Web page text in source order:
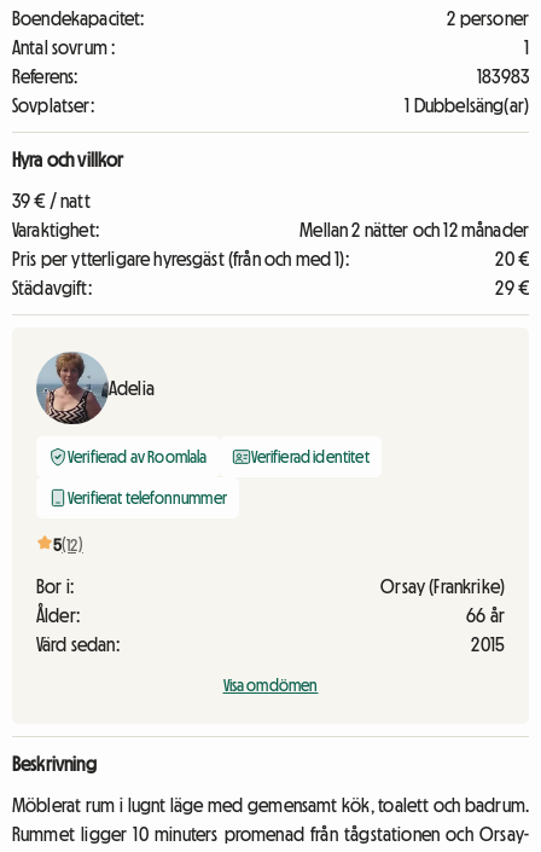
Boendekapacitet:
2 personer
Antal sovrum :
1
Referens:
183983
Sovplatser:
1 Dubbelsäng(ar)
Hyra och villkor
39 € / natt
Varaktighet:
Mellan 2 nätter och 12 månader
Pris per ytterligare hyresgäst (från och med 1):
20 €
Städavgift:
29 €
Adelia
Verifierad av Roomlala Verifierad identitet
Verifierat telefonnummer
5(12)
Bor i:
Orsay (Frankrike)
Ålder:
66 år
Värd sedan:
2015
Visa omdömen
Beskrivning
Möblerat rum i lugnt läge med gemensamt kök, toalett och badrum.
Rummet ligger 10 minuters promenad från tågstationen och Orsay-